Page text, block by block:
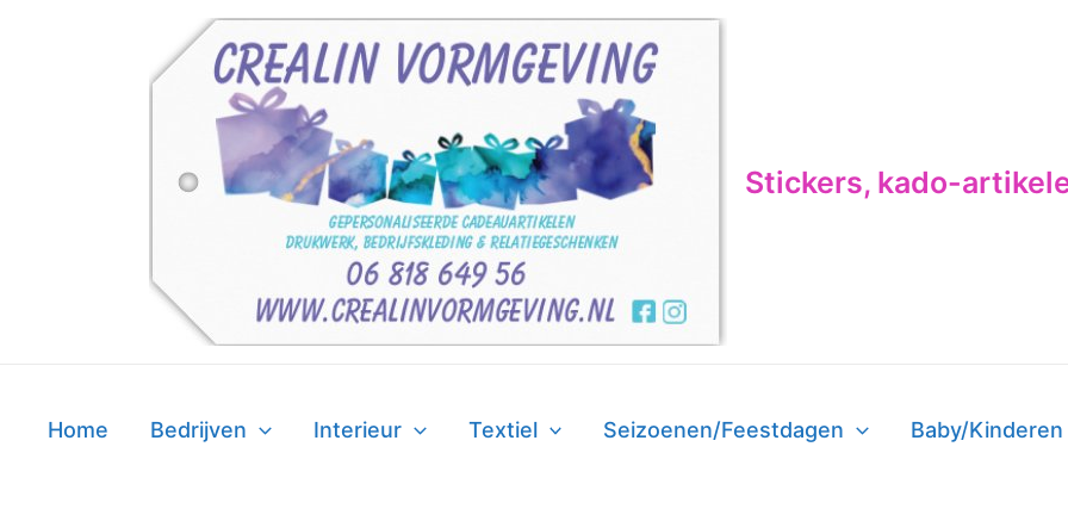
Stickers, kado-
Home Bedrijven Interieur Textiel Seizoenen/Feestdagen Baby/Kinderen